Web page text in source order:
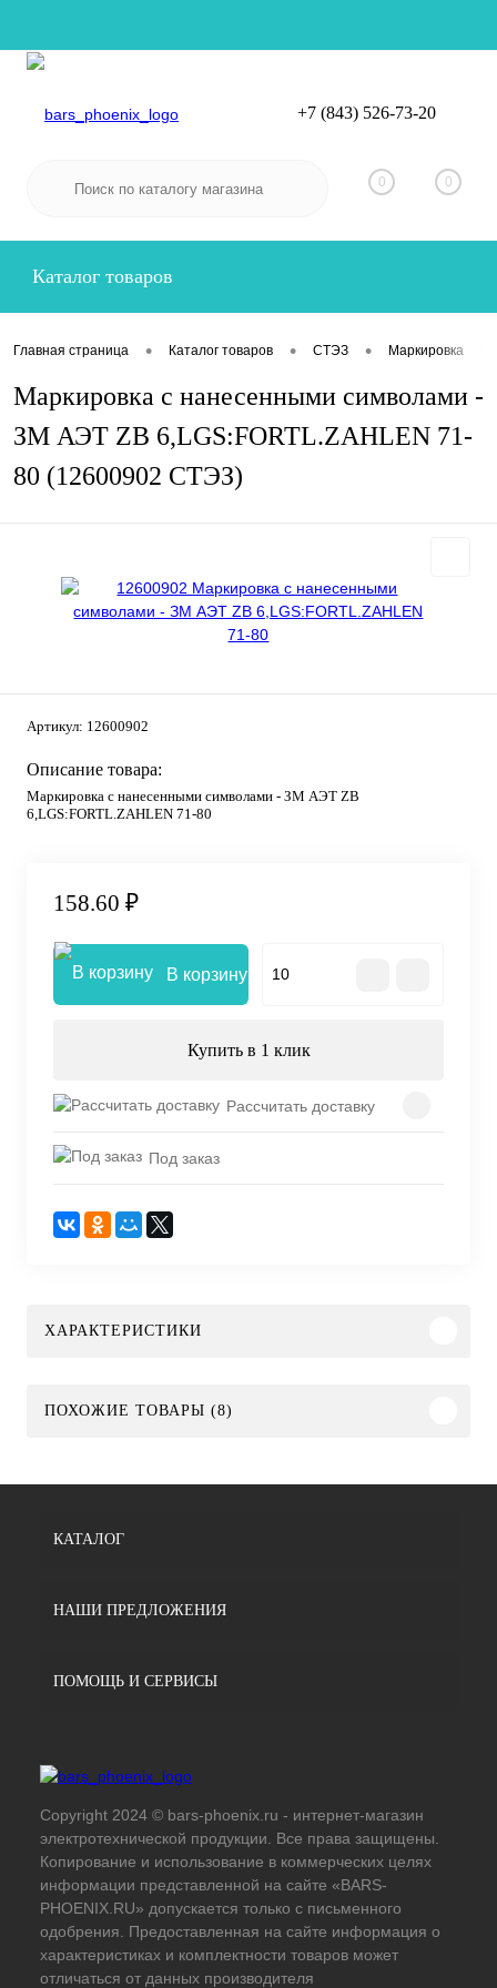
Вход
+7 (843) 526-73-20
0 0
Каталог товаров
Главная страница • Каталог товаров • СТЭЗ • Маркировка
Маркировка с нанесенными символами -
ЗМ АЭТ ZB 6,LGS:FORTL.ZAHLEN 71-
80 (12600902 СТЭЗ)
Артикул: 12600902
Описание товара:
Маркировка с нанесенными символами - ЗМ АЭТ ZB
6,LGS:FORTL.ZAHLEN 71-80
158.60 ₽
В корзину
Купить в 1 клик
Рассчитать доставку
Под заказ
ХАРАКТЕРИСТИКИ
ПОХОЖИЕ ТОВАРЫ (8)
КАТАЛОГ
НАШИ ПРЕДЛОЖЕНИЯ
ПОМОЩЬ И СЕРВИСЫ
Copyright 2024 © bars-phoenix.ru - интернет-магазин
электротехнической продукции. Все права защищены.
Копирование и использование в коммерческих целях
информации представленной на сайте «BARS-
PHOENIX.RU» допускается только с письменного
одобрения. Предоставленная на сайте информация о
характеристиках и комплектности товаров может
отличаться от данных производителя